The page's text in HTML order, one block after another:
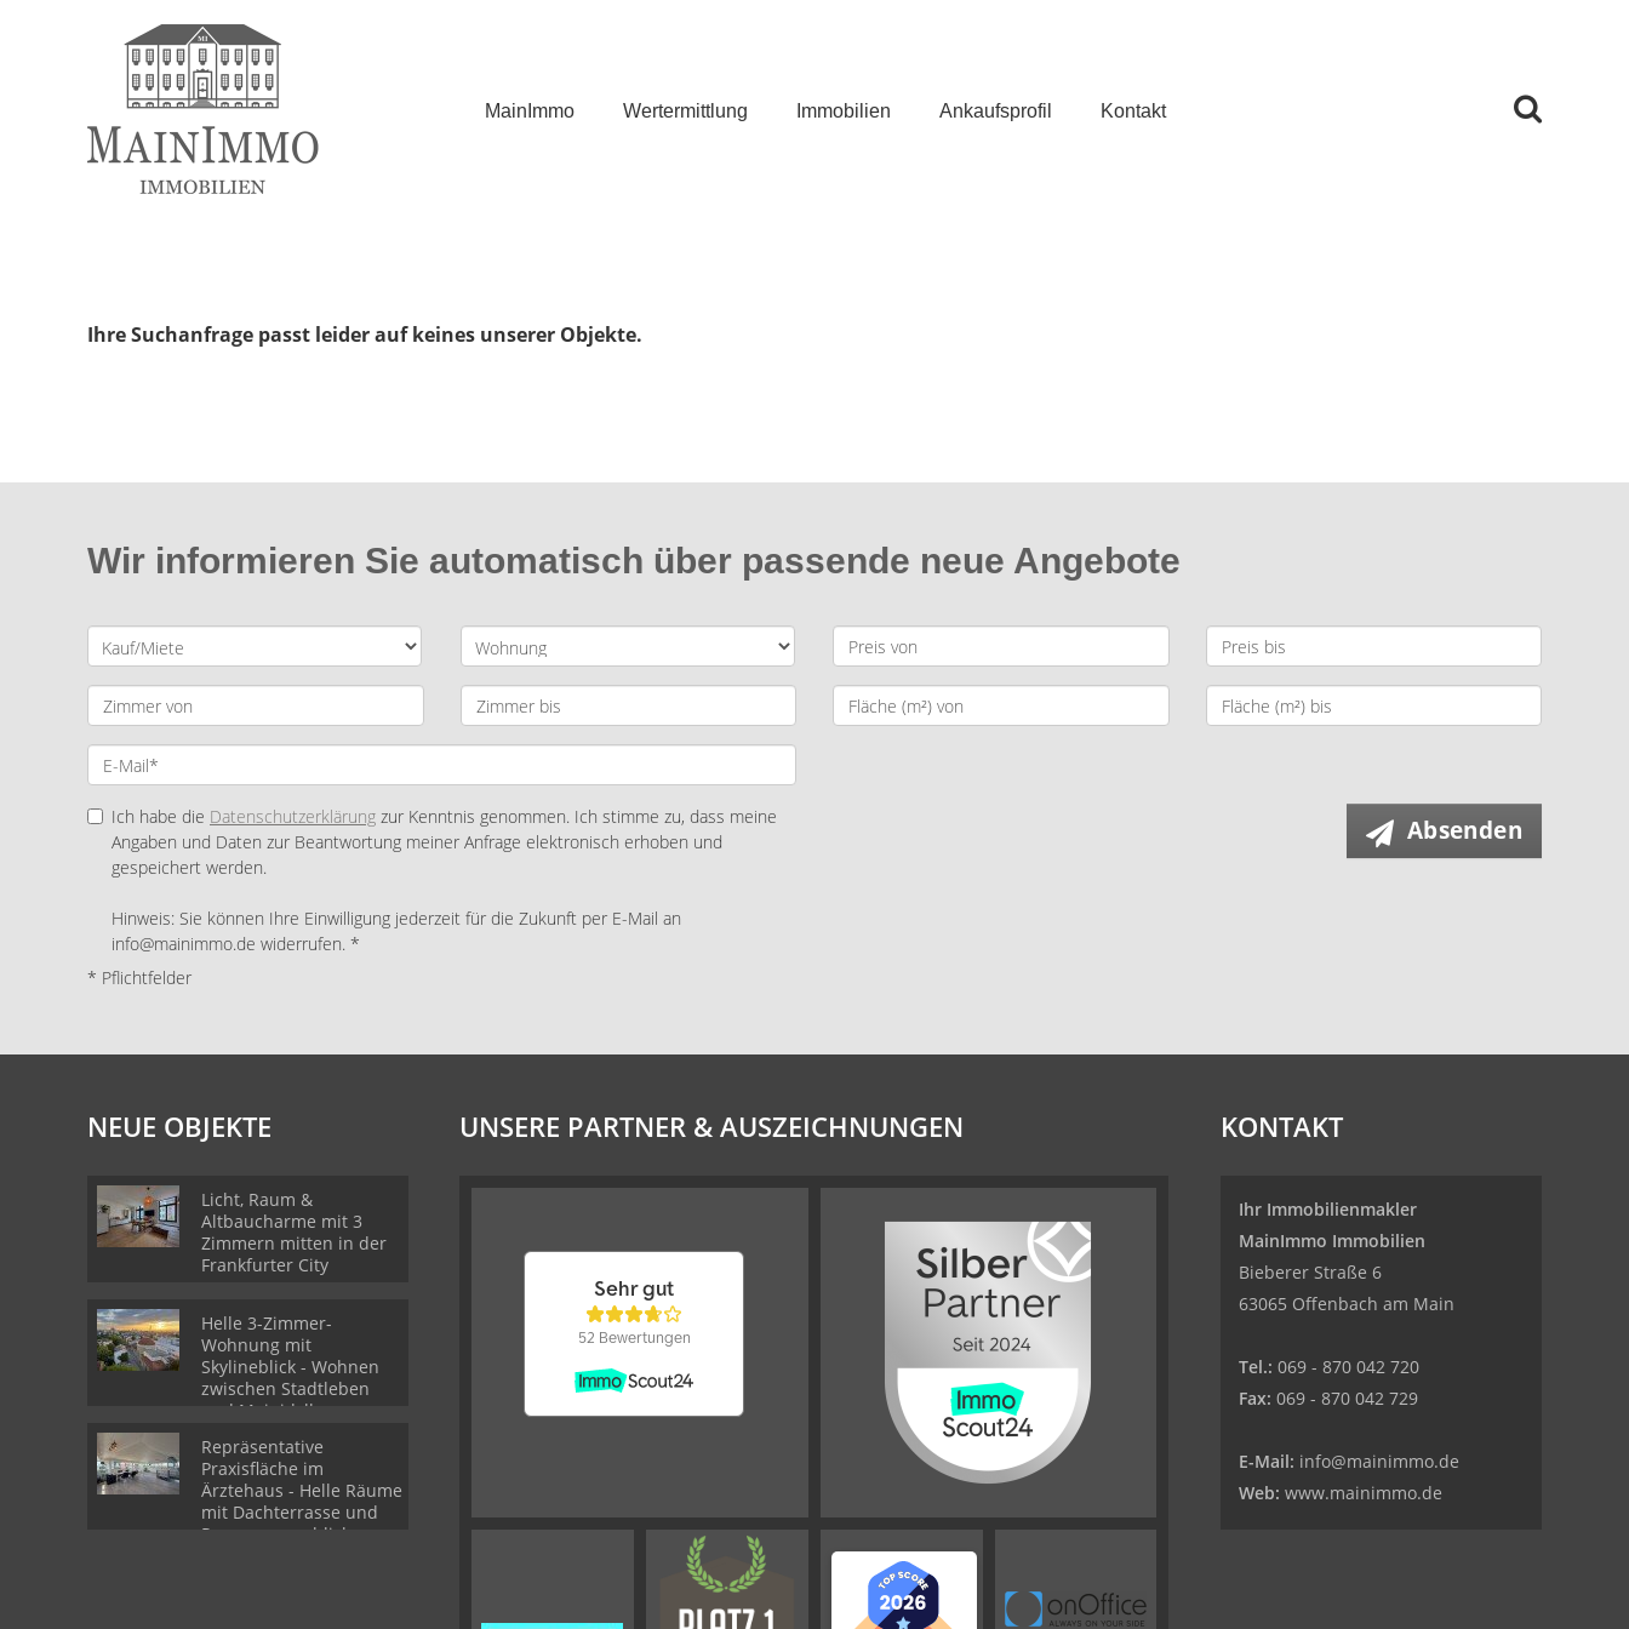
MainImmo Wertermittlung Immobilien Ankaufsprofil Kontakt
Ihre Suchanfrage passt leider auf keines unserer Objekte.
Wir informieren Sie automatisch über passende neue Angebote
Ich habe die Datenschutzerklärung zur Kenntnis genommen. Ich stimme zu, dass meine
Angaben und Daten zur Beantwortung meiner Anfrage elektronisch erhoben und
gespeichert werden.
Hinweis: Sie können Ihre Einwilligung jederzeit für die Zukunft per E-Mail an
info@mainimmo.de widerrufen. *
* Pflichtfelder
Absenden
NEUE OBJEKTE
Licht, Raum &
Altbaucharme mit 3
Zimmern mitten in der
Frankfurter City
Helle 3-Zimmer-
Wohnung mit
Skylineblick - Wohnen
zwischen Stadtleben
und Mainidylle
Repräsentative
Praxisfläche im
Ärztehaus - Helle Räume
mit Dachterrasse und
Panoramaausblick
UNSERE PARTNER & AUSZEICHNUNGEN KONTAKT
Ihr Immobilienmakler
MainImmo Immobilien
Bieberer Straße 6
63065 Offenbach am Main
Tel.: 069 - 870 042 720
Fax: 069 - 870 042 729
E-Mail: info@mainimmo.de
Web: www.mainimmo.de